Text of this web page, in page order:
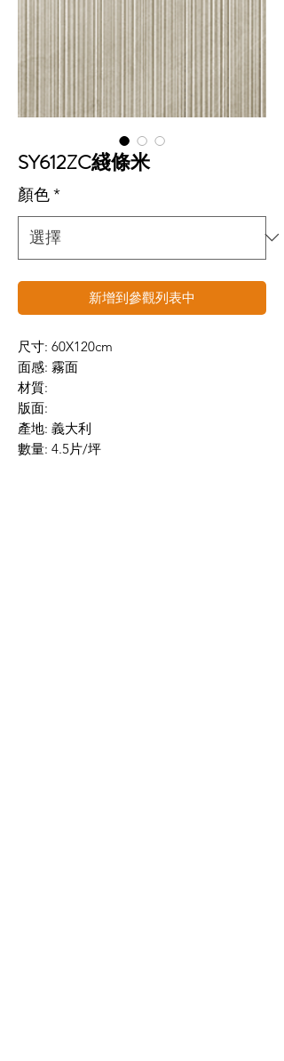
SY612ZC綫條米
顏色*
新增到參觀列表中
尺寸: 60X120cm
面感: 霧面
材質:
版面:
產地: 義大利
數量: 4.5片/坪